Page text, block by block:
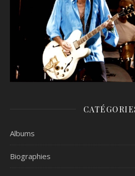
Albums
Biographies